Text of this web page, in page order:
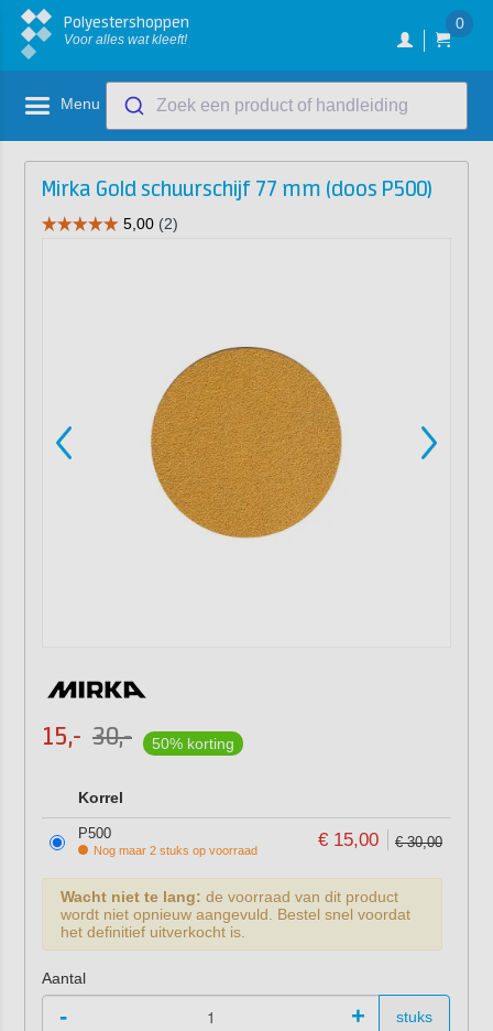
Polyestershoppen
Voor alles wat kleeft!
0
Menu Zoek een product of handleiding
Mirka Gold schuurschijf 77 mm (doos P500)
15,- 30,- 50% korting
Korrel
P500
Nog maar 2 stuks op voorraad € 15,00 € 30,00
Wacht niet te lang: de voorraad van dit product
wordt niet opnieuw aangevuld. Bestel snel voordat
het definitief uitverkocht is.
Aantal
- + stuks